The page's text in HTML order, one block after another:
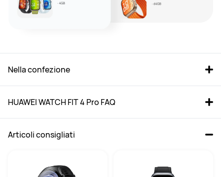
Nella confezione
HUAWEI WATCH FIT 4 Pro FAQ
Articoli consigliati